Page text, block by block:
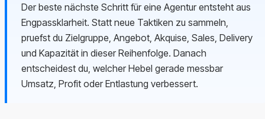
Der beste nächste Schritt für eine Agentur entsteht aus
Engpassklarheit. Statt neue Taktiken zu sammeln,
pruefst du Zielgruppe, Angebot, Akquise, Sales, Delivery
und Kapazität in dieser Reihenfolge. Danach
entscheidest du, welcher Hebel gerade messbar
Umsatz, Profit oder Entlastung verbessert.